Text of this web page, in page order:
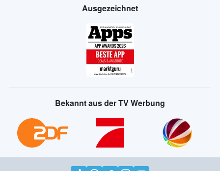
Ausgezeichnet
Bekannt aus der TV Werbung